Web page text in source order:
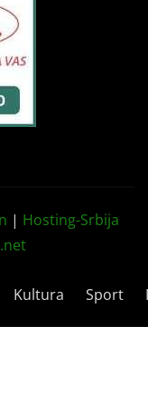
| Hosting-Srbija
Kultura Sport